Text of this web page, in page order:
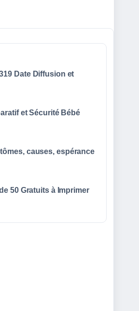
Date Diffusion et
et Sécurité Bébé
causes, espérance
50 Gratuits à Imprimer